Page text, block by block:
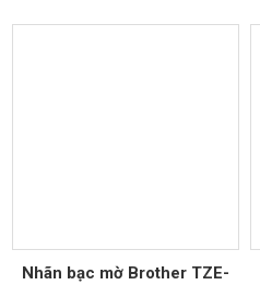
Nhãn bạc mờ Brother TZE-